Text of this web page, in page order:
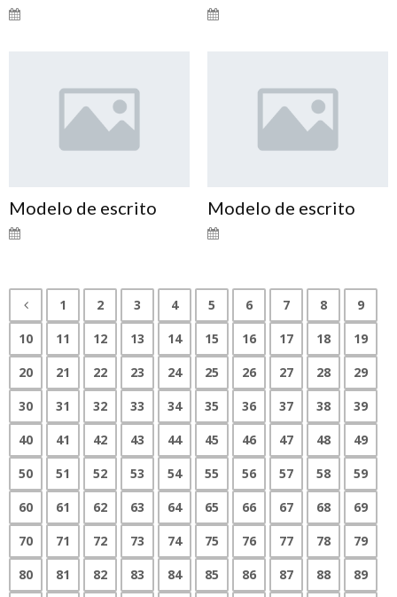
Modelo de escrito Modelo de escrito
1 2 3 4 5 6 7 8
9
10
11 12 13 14 15 16 17 18
19
20
21 22 23 24 25 26 27 28
29
30
31 32 33 34 35 36 37 38
39
40
41 42 43 44 45 46 47 48
49
50
51 52 53 54 55 56 57 58
59
60
61 62 63 64 65 66 67 68
69
70
71 72 73 74 75 76 77 78
79
80
81 82 83 84 85 86 87 88
89